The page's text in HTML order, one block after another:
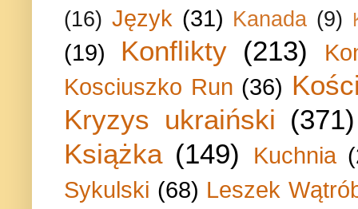
(16) Język (31) Kanada (9)
(19) Konflikty (213)
Kosciuszko Run (36)
Kryzys ukraiński (371)
Książka (149) Kuchnia
Sykulski (68) Leszek